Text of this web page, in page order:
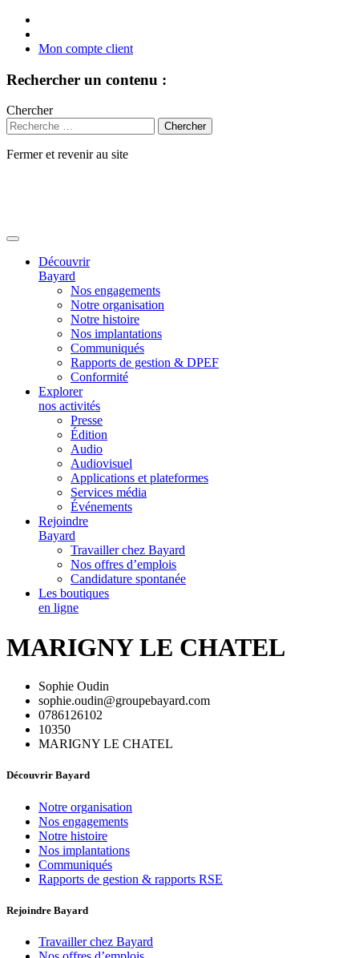
Mon compte client
Rechercher un contenu :
Chercher
Fermer et revenir au site
Découvrir
Bayard
Nos engagements
Notre organisation
Notre histoire
Nos implantations
Communiqués
Rapports de gestion & DPEF
Conformité
Explorer
nos activités
Presse
Édition
Audio
Audiovisuel
Applications et plateformes
Services média
Événements
Rejoindre
Bayard
Travailler chez Bayard
Nos offres d’emplois
Candidature spontanée
Les boutiques
en ligne
MARIGNY LE CHATEL
Sophie Oudin
sophie.oudin@groupebayard.com
0786126102
10350
MARIGNY LE CHATEL
Découvrir Bayard
Notre organisation
Nos engagements
Notre histoire
Nos implantations
Communiqués
Rapports de gestion & rapports RSE
Rejoindre Bayard
Travailler chez Bayard